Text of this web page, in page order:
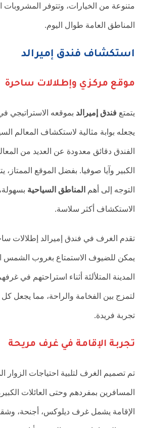
متنوعة من الخيارات، وتتوفر المشروبات
المناطق العامة طوال اليوم.
استكشاف فندق إميرالد
موقع مركزي وإطلالات ساحرة
يتمتع فندق إميرالد بموقعه الاستراتيجي
يجعله بوابة مثالية لاستكشاف المعالم
الفندق دقائق معدودة عن العديد من المعالم
الكبير وآيا صوفيا. بفضل الموقع الممتاز،
التوجه إلى أهم المناطق السياحية
الاستكشاف أكثر سلاسة.
تقدم الغرف في فندق إميرالد إطلالات
يمكن للضيوف الاستمتاع بغروب الشمس
المدينة المتلألئة أثناء استراحتهم في
لتمزج بين الفخامة والراحة، مما يجعل
تجربة فريدة.
تجربة الإقامة في غرف مريحة
تم تصميم الغرف لتلبية احتياجات الزوار
المسافرين بمفردهم وحتى العائلات
الإقامة يشمل غرف ديلوكس، أجنحة،